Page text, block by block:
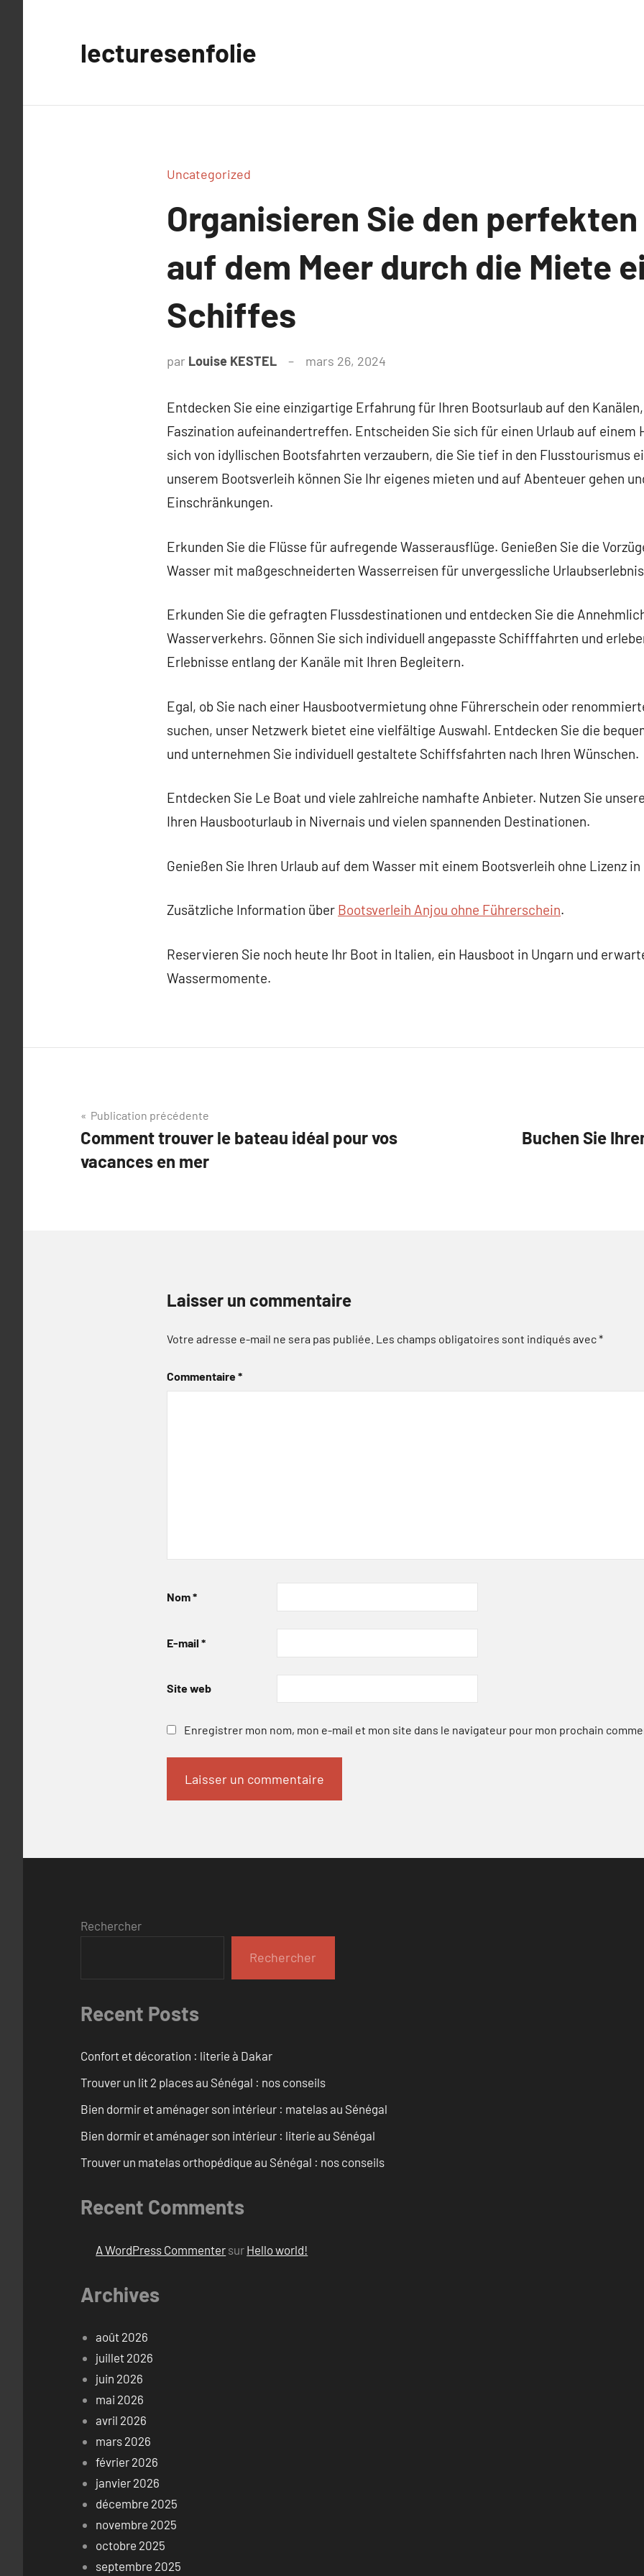
lecturesenfolie
Uncategorized
Organisieren Sie den
auf dem Meer durch die Miete
Schiffes
par Louise KESTEL mars 26, 2024
Entdecken Sie eine einzigartige Erfahrung für Ihren Bootsurlaub auf den
Faszination aufeinandertreffen. Entscheiden Sie sich für einen Urlaub auf einem
sich von idyllischen Bootsfahrten verzaubern, die Sie tief in den Flusstourismus
unserem Bootsverleih können Sie Ihr eigenes mieten und auf Abenteuer gehen
Einschränkungen.
Erkunden Sie die Flüsse für aufregende Wasserausflüge. Genießen Sie die
Wasser mit maßgeschneiderten Wasserreisen für unvergessliche
Erkunden Sie die gefragten Flussdestinationen und entdecken Sie die
Wasserverkehrs. Gönnen Sie sich individuell angepasste Schifffahrten und
Erlebnisse entlang der Kanäle mit Ihren Begleitern.
Egal, ob Sie nach einer Hausbootvermietung ohne Führerschein oder
suchen, unser Netzwerk bietet eine vielfältige Auswahl. Entdecken Sie die
und unternehmen Sie individuell gestaltete Schiffsfahrten nach Ihren Wünschen.
Entdecken Sie Le Boat und viele zahlreiche namhafte Anbieter. Nutzen Sie
Ihren Hausbooturlaub in Nivernais und vielen spannenden Destinationen.
Genießen Sie Ihren Urlaub auf dem Wasser mit einem Bootsverleih ohne Lizenz in
Zusätzliche Information über Bootsverleih Anjou ohne Führerschein.
Reservieren Sie noch heute Ihr Boot in Italien, ein Hausboot in Ungarn und
Wassermomente.
Navigation
de
l’article
Publication précédente
Comment trouver le bateau idéal pour vos
vacances en mer
Buchen Sie
Laisser un commentaire
Votre adresse e-mail ne sera pas publiée. Les champs obligatoires sont indiqués avec*
Commentaire*
Nom*
E-mail *
Site web
Enregistrer mon nom, mon e-mail et mon site dans le navigateur pour mon prochain
Rechercher
Rechercher
Recent Posts
Confort et décoration : literie à Dakar
Trouver un lit 2 places au Sénégal : nos conseils
Bien dormir et aménager son intérieur : matelas au Sénégal
Bien dormir et aménager son intérieur : literie au Sénégal
Trouver un matelas orthopédique au Sénégal : nos conseils
Recent Comments
A WordPress Commenter sur Hello world!
Archives
août 2026
juillet 2026
juin 2026
mai 2026
avril 2026
mars 2026
février 2026
janvier 2026
décembre 2025
novembre 2025
octobre 2025
septembre 2025